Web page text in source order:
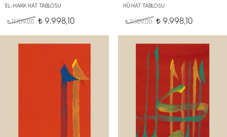
EL-HAKK HAT TABLOSU
t11.109,00 t 9.998,10
HÛ HAT TABLOSU
t11.109,00 t9.998,10